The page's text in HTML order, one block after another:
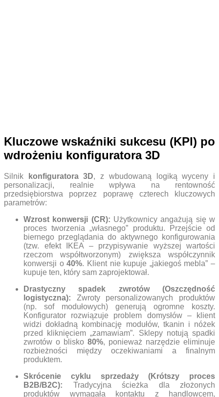
Kluczowe wskaźniki sukcesu (KPI) po
wdrożeniu konfiguratora 3D
Silnik konfiguratora 3D, z wbudowaną logiką wyceny i
personalizacji, realnie wpływa na rentowność
przedsiębiorstwa poprzez poprawę czterech kluczowych
parametrów:
Wzrost konwersji (CR): Użytkownicy angażują się w
proces tworzenia „własnego” produktu. Przejście od
biernego przeglądania do aktywnego konfigurowania
(tzw. efekt IKEA – przypisywanie wyższej wartości
rzeczom współtworzonym) zwiększa współczynnik
konwersji o40%. Klient nie kupuje „jakiegoś mebla” –
kupuje ten, który sam zaprojektował.
Drastyczny spadek zwrotów (Oszczędność
logistyczna): Zwroty personalizowanych produktów
(np. sof modułowych) generują ogromne koszty.
Konfigurator rozwiązuje problem domysłów – klient
widzi dokładną kombinację modułów, tkanin i nóżek
przed kliknięciem „zamawiam”. Sklepy notują spadki
zwrotów o blisko 80%, ponieważ narzędzie eliminuje
rozbieżności między oczekiwaniami a finalnym
produktem.
Skrócenie cyklu sprzedaży (Krótszy proces
B2B/B2C): Tradycyjna ścieżka dla złożonych
produktów wymagała kontaktu z handlowcem,